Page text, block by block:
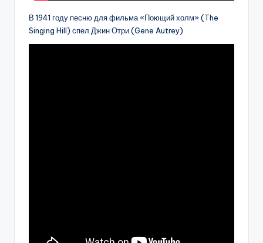
В 1941 году песню для фильма «Поющий холм» (The
Singing Hill) спел Джин Отри (Gene Autrey).